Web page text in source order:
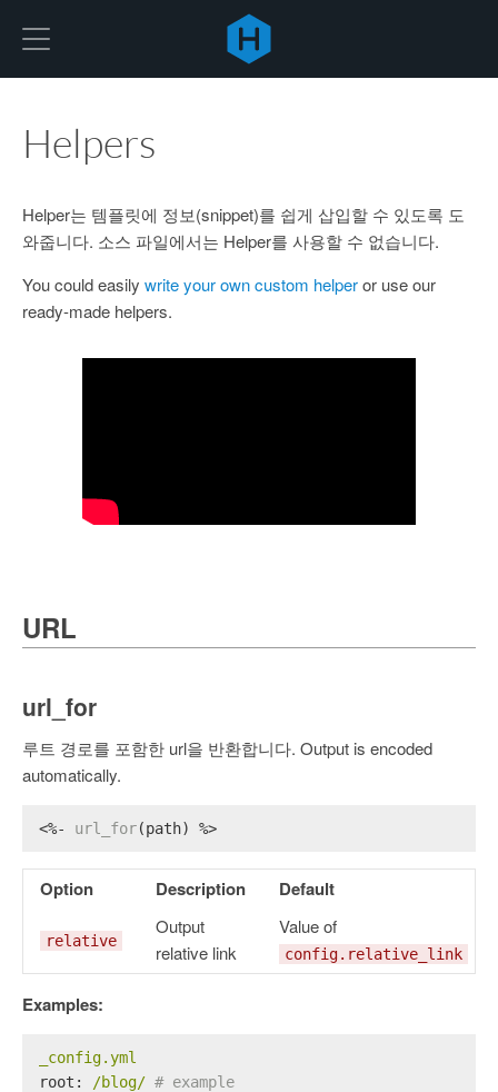
Helpers
Helper는 템플릿에 정보(snippet)를 쉽게 삽입할 수 있도록 도
와줍니다. 소스 파일에서는 Helper를 사용할 수 없습니다.
You could easily write your own custom helperor use our
ready-made helpers.
URL
url_for
루트 경로를 포함한 url을 반환합니다. Output is encoded
automatically.
<%- url_for(path) %>
Option Description Default
relative
Output
relative link
Value of
config.relative_link
Examples:
_config.yml
root:
/blog/ # example